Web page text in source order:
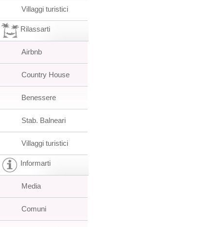
Villaggi turistici
Rilassarti
Airbnb
Country House
Benessere
Stab. Balneari
Villaggi turistici
Informarti
Media
Comuni